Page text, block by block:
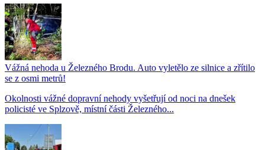
Vážná nehoda u Železného Brodu. Auto vyletělo ze silnice a zřítilo
se z osmi metrů!
Okolnosti vážné dopravní nehody vyšetřují od noci na dnešek
policisté ve Splzově, místní části Železného...